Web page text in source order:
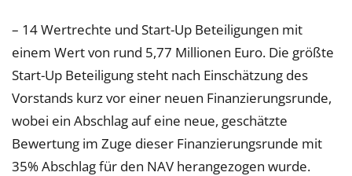
– 14 Wertrechte und Start-Up Beteiligungen mit
einem Wert von rund 5,77 Millionen Euro. Die größte
Start-Up Beteiligung steht nach Einschätzung des
Vorstands kurz vor einer neuen Finanzierungsrunde,
wobei ein Abschlag auf eine neue, geschätzte
Bewertung im Zuge dieser Finanzierungsrunde mit
35% Abschlag für den NAV herangezogen wurde.